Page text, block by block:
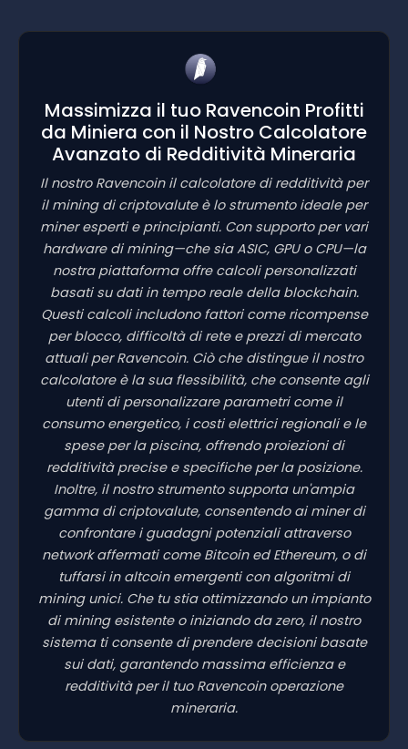
Massimizza il tuo Ravencoin Profitti
da Miniera con il Nostro Calcolatore
Avanzato di Redditività Mineraria
Il nostro Ravencoin il calcolatore di redditività per
il mining di criptovalute è lo strumento ideale per
miner esperti e principianti. Con supporto per vari
hardware di mining—che sia ASIC, GPU o CPU—la
nostra piattaforma offre calcoli personalizzati
basati su dati in tempo reale della blockchain.
Questi calcoli includono fattori come ricompense
per blocco, difficoltà di rete e prezzi di mercato
attuali per Ravencoin. Ciò che distingue il nostro
calcolatore è la sua flessibilità, che consente agli
utenti di personalizzare parametri come il
consumo energetico, i costi elettrici regionali e le
spese per la piscina, offrendo proiezioni di
redditività precise e specifiche per la posizione.
Inoltre, il nostro strumento supporta un'ampia
gamma di criptovalute, consentendo ai miner di
confrontare i guadagni potenziali attraverso
network affermati come Bitcoin ed Ethereum, o di
tuffarsi in altcoin emergenti con algoritmi di
mining unici. Che tu stia ottimizzando un impianto
di mining esistente o iniziando da zero, il nostro
sistema ti consente di prendere decisioni basate
sui dati, garantendo massima efficienza e
redditività per il tuo Ravencoin operazione
mineraria.